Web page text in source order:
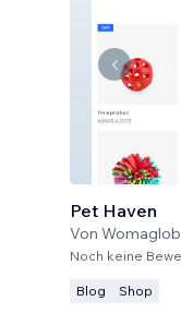
Pet Haven
Von
Noch keine
Blog Shop